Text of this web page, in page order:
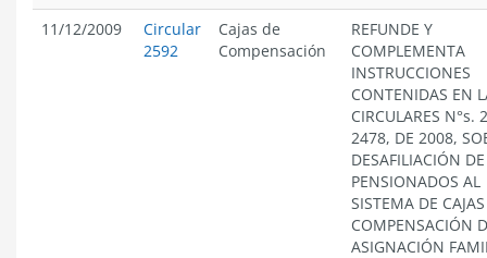
11/12/2009
Circular
2592
Cajas de
Compensación
REFUNDE Y
COMPLEMENTA
INSTRUCCIONES
CONTENIDAS EN
CIRCULARES N°s.
2478, DE 2008,
DESAFILIACIÓN DE
PENSIONADOS AL
SISTEMA DE
COMPENSACIÓN
ASIGNACIÓN